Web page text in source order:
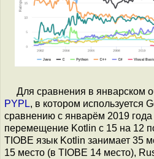
Для сравнения в январском
PYPL, в котором используется
сравнению с январём 2019
перемещение Kotlin с 15 на 12
TIOBE язык Kotlin занимает 35
15 место (в TIOBE 14 место),